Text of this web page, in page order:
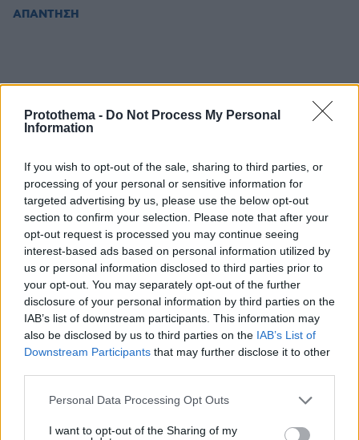
Protothema - Do Not Process My Personal
Information
If you wish to opt-out of the sale, sharing to third parties, or
processing of your personal or sensitive information for
targeted advertising by us, please use the below opt-out
section to confirm your selection. Please note that after your
opt-out request is processed you may continue seeing
interest-based ads based on personal information utilized by
us or personal information disclosed to third parties prior to
your opt-out. You may separately opt-out of the further
disclosure of your personal information by third parties on the
IAB’s list of downstream participants. This information may
also be disclosed by us to third parties on the IAB’s List of
Downstream Participants that may further disclose it to other
Please note that this website/app uses one or more Google
not limited to your visit or usage behaviour. You may click to
Personal Data Processing Opt Outs
I want to opt-out of the Sharing of my
ΑΠΑΝΤΗΣΗ
22.03.2023, 16:12
Αυτα τα νεα σημερα απο το κουλισταν
ARIS3
22.03.2023, 18:08
Αν δεν έχεις να πεις κάτι επί της ουσίας καλύτερα
μη λες- γράφεις τίποτα. Το σχόλιο σου δείχνει ότι
είσαι το λιγοτερο εμπαθείς και βραδυνους
ΑΠΑΝΤΗΣΗ
5Zalis
22.03.2023, 16:38
ικανός(!) να γράφεις εποικοδομητικά σχόλια;
ΑΠΑΝΤΗΣΗ